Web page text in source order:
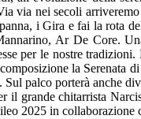
via nei secoli
i Gira e fai la rota
Ar De Core.
per le nostre
la
palco porterà anche
il grande chitarrista
2025 in collaborazione